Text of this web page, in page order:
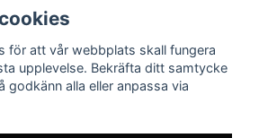
Nyhetsbrev
Kundklubb
för att vår webbplats skall fungera
upplevelse. Bekräfta ditt samtycke
godkänn alla eller anpassa via